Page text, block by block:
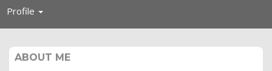
Profile Toggle
ABOUT ME